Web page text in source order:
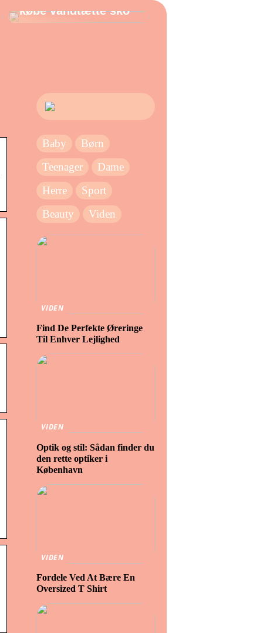
købe vandtætte sko
Baby
Børn
Teenager
Dame
Herre
Sport
Beauty
Viden
VIDEN
Find De Perfekte Øreringe
Til Enhver Lejlighed
VIDEN
Optik og stil: Sådan finder du
den rette optiker i
København
VIDEN
Fordele Ved At Bære En
Oversized T Shirt